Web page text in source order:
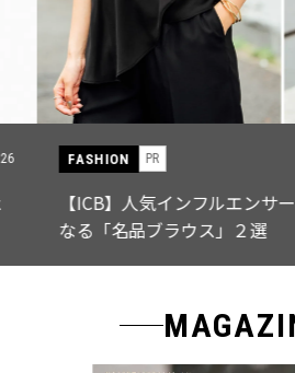
FASHION PR
【ICB】人気インフルエンサーと
なる「名品ブラウス」２選